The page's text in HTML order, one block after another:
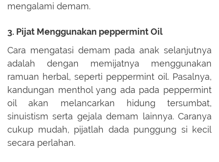
mengalami demam.
3. Pijat Menggunakan peppermint Oil
Cara mengatasi demam pada anak selanjutnya
adalah dengan memijatnya menggunakan
ramuan herbal, seperti peppermint oil. Pasalnya,
kandungan menthol yang ada pada peppermint
oil akan melancarkan hidung tersumbat,
sinuistism serta gejala demam lainnya. Caranya
cukup mudah, pijatlah dada punggung si kecil
secara perlahan.